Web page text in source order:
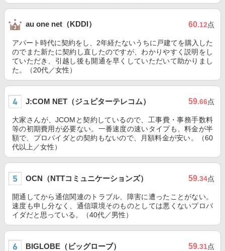
au one net（KDDI） 60.12点
アパート時代に契約をし、2年経たないうちに戸建てを購入した
のでまた新たに契約し直したのですが、わかりやすく説明をし
ていただき、引越し後も開通を早くしていただいて助かりまし
た。（20代／女性）
J:COM NET（ジュピターテレコム） 59.66点
大家さんが、JCOMと契約しているので、工事費・事務手数料
等の初期費用が必要ない。一番速度の速いタイプも、料金が半
額で、プロバイダとの契約もないので、月額料金が安い。（60
代以上／女性）
OCN（NTTコミュニケーションズ） 59.34点
開通してから通信関連のトラブル、障害に遭ったことがない。
速度も申し分なく、通信環境そのものとしては悪くないプロバ
イダだと思っている。（40代／男性）
BIGLOBE（ビッグローブ） 59.31点